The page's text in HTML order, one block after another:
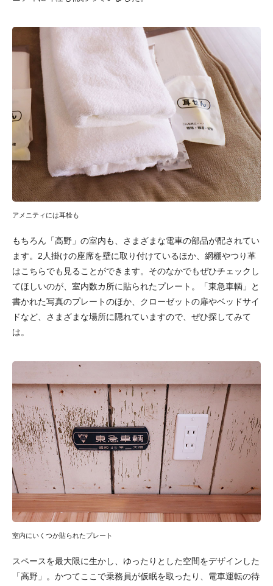
アメニティには耳栓も
もちろん「高野」の室内も、さまざまな電車の部品が配されてい
ます。2人掛けの座席を壁に取り付けているほか、網棚やつり革
はこちらでも見ることができます。そのなかでもぜひチェックし
てほしいのが、室内数カ所に貼られたプレート。「東急車輌」と
書かれた写真のプレートのほか、クローゼットの扉やベッドサイ
ドなど、さまざまな場所に隠れていますので、ぜひ探してみて
は。
室内にいくつか貼られたプレート
スペースを最大限に生かし、ゆったりとした空間をデザインした
「高野」。かつてここで乗務員が仮眠を取ったり、電車運転の待